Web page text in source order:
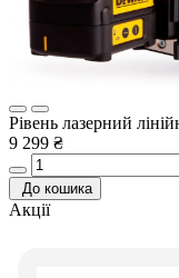
Рівень лазерний
9 299 ₴
До кошика
Акції